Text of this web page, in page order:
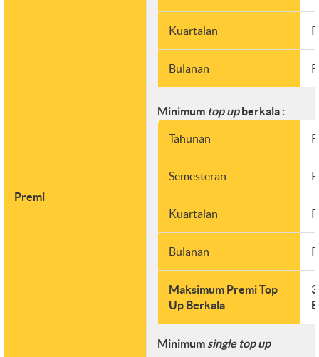
Premi
Kuartalan
Bulanan
Minimum top upberkala :
Tahunan
Semesteran
Kuartalan
Bulanan
Maksimum Premi Top
Up Berkala
Minimum single top up